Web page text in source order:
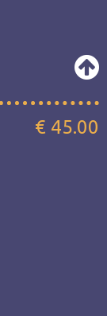
€ 45.00